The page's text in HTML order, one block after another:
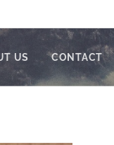
US CONTACT